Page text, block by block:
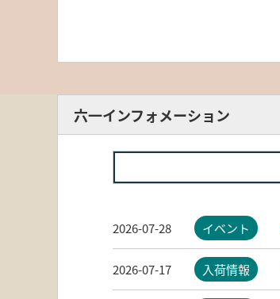
六一インフォメーション
2026-07-28 イベント
2026-07-17 入荷情報